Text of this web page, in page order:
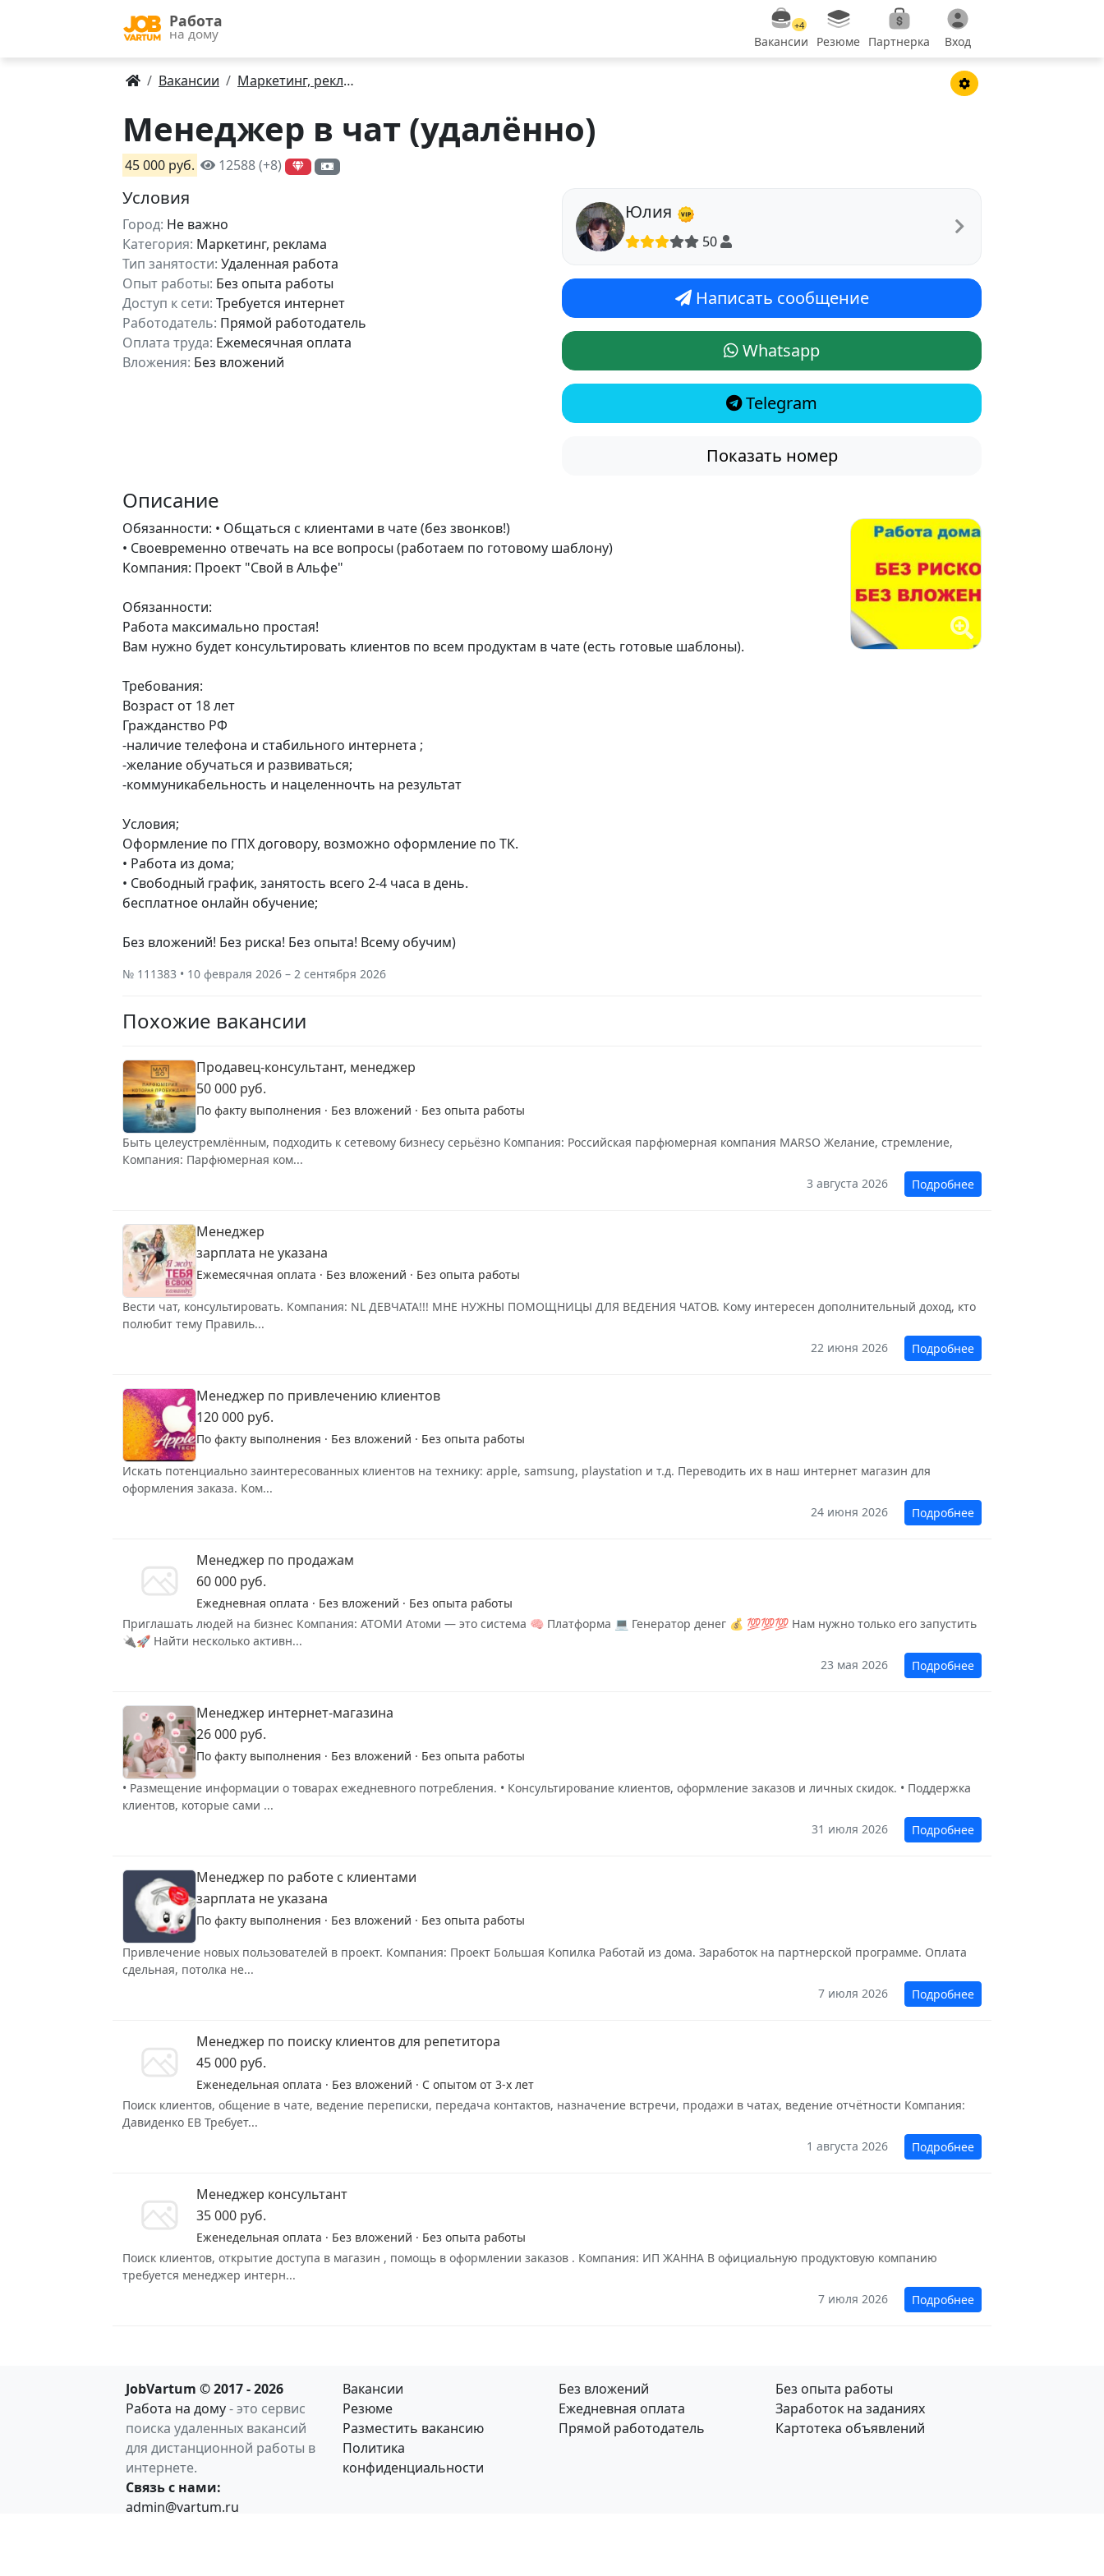
Работа
на дому
+4
Вакансии Резюме Партнерка Вход
Вакансии Маркетинг, реклама
Менеджер в чат (удалённо)
45 000 руб. 12588 (+8)
Условия
Город: Не важно
Категория: Маркетинг, реклама
Тип занятости: Удаленная работа
Опыт работы: Без опыта работы
Доступ к сети: Требуется интернет
Работодатель: Прямой работодатель
Оплата труда: Ежемесячная оплата
Вложения: Без вложений
Юлия
50
Написать сообщение
Whatsapp
Telegram
Показать номер
Описание
Обязанности: • Общаться с клиентами в чате (без звонков!)
• Своевременно отвечать на все вопросы (работаем по готовому шаблону)
Компания: Проект "Свой в Альфе"
Обязанности:
Работа максимально простая!
Вам нужно будет консультировать клиентов по всем продуктам в чате (есть готовые шаблоны).
Требования:
Возраст от 18 лет
Гражданство РФ
-наличие телефона и стабильного интернета ;
-желание обучаться и развиваться;
-коммуникабельность и нацеленночть на результат
Условия;
Оформление по ГПХ договору, возможно оформление по ТК.
• Работа из дома;
• Свободный график, занятость всего 2-4 часа в день.
бесплатное онлайн обучение;
Без вложений! Без риска! Без опыта! Всему обучим)
№ 111383 • 10 февраля 2026 – 2 сентября 2026
Похожие вакансии
Продавец-консультант, менеджер
50 000 руб.
По факту выполнения · Без вложений · Без опыта работы
Быть целеустремлённым, подходить к сетевому бизнесу серьёзно Компания: Российская парфюмерная компания MARSO Желание, стремление,
Компания: Парфюмерная ком...
3 августа 2026
Подробнее
Менеджер
зарплата не указана
Ежемесячная оплата · Без вложений · Без опыта работы
Вести чат, консультировать. Компания: NL ДЕВЧАТА!!! МНЕ НУЖНЫ ПОМОЩНИЦЫ ДЛЯ ВЕДЕНИЯ ЧАТОВ. Кому интересен дополнительный доход, кто
полюбит тему Правиль...
22 июня 2026
Подробнее
Менеджер по привлечению клиентов
120 000 руб.
По факту выполнения · Без вложений · Без опыта работы
Искать потенциально заинтересованных клиентов на технику: apple, samsung, playstation и т.д. Переводить их в наш интернет магазин для
оформления заказа. Ком...
24 июня 2026
Подробнее
Менеджер по продажам
60 000 руб.
Ежедневная оплата · Без вложений · Без опыта работы
Приглашать людей на бизнес Компания: АТОМИ Атоми — это система 🧠 Платформа 💻 Генератор денег 💰 💯💯💯 Нам нужно только его запустить
🔌🚀 Найти несколько активн...
23 мая 2026
Подробнее
Менеджер интернет-магазина
26 000 руб.
По факту выполнения · Без вложений · Без опыта работы
• Размещение информации о товарах ежедневного потребления. • Консультирование клиентов, оформление заказов и личных скидок. • Поддержка
клиентов, которые сами ...
31 июля 2026
Подробнее
Менеджер по работе с клиентами
зарплата не указана
По факту выполнения · Без вложений · Без опыта работы
Привлечение новых пользователей в проект. Компания: Проект Большая Копилка Работай из дома. Заработок на партнерской программе. Оплата
сдельная, потолка не...
7 июля 2026
Подробнее
Менеджер по поиску клиентов для репетитора
45 000 руб.
Еженедельная оплата · Без вложений · С опытом от 3-х лет
Поиск клиентов, общение в чате, ведение переписки, передача контактов, назначение встречи, продажи в чатах, ведение отчëтности Компания:
Давиденко ЕВ Требует...
1 августа 2026
Подробнее
Менеджер консультант
35 000 руб.
Еженедельная оплата · Без вложений · Без опыта работы
Поиск клиентов, открытие доступа в магазин , помощь в оформлении заказов . Компания: ИП ЖАННА В официальную продуктовую компанию
требуется менеджер интерн...
7 июля 2026
Подробнее
JobVartum © 2017 - 2026
Работа на дому- это сервис
поиска удаленных вакансий
для дистанционной работы в
интернете.
Связь с нами:
admin@vartum.ru
Вакансии
Резюме
Разместить вакансию
Политика
конфиденциальности
Без вложений
Ежедневная оплата
Прямой работодатель
Без опыта работы
Заработок на заданиях
Картотека объявлений